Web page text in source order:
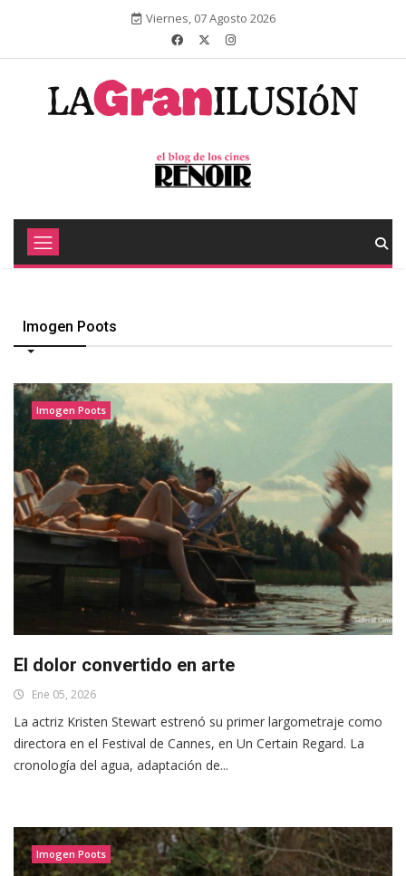
Viernes, 07 Agosto 2026
Imogen Poots
Imogen Poots
El dolor convertido en arte
Ene 05, 2026
La actriz Kristen Stewart estrenó su primer largometraje como
directora en el Festival de Cannes, en Un Certain Regard. La
cronología del agua, adaptación de...
Imogen Poots